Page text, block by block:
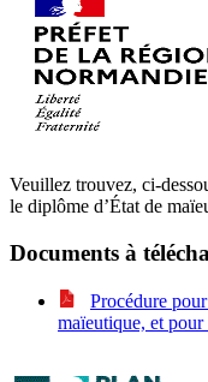
Veuillez trouvez, ci-
le diplôme d’État de
Documents à
Procédure
maïeutique, et pour